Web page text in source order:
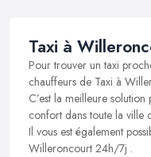
Taxi à
Pour trouver un taxi
chauffeurs de Taxi à
C’est la meilleure
confort dans toute la ville
Il vous est également
Willeroncourt 24h/7j .